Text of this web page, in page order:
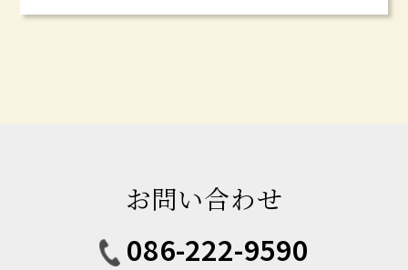
お問い合わせ
086-222-9590